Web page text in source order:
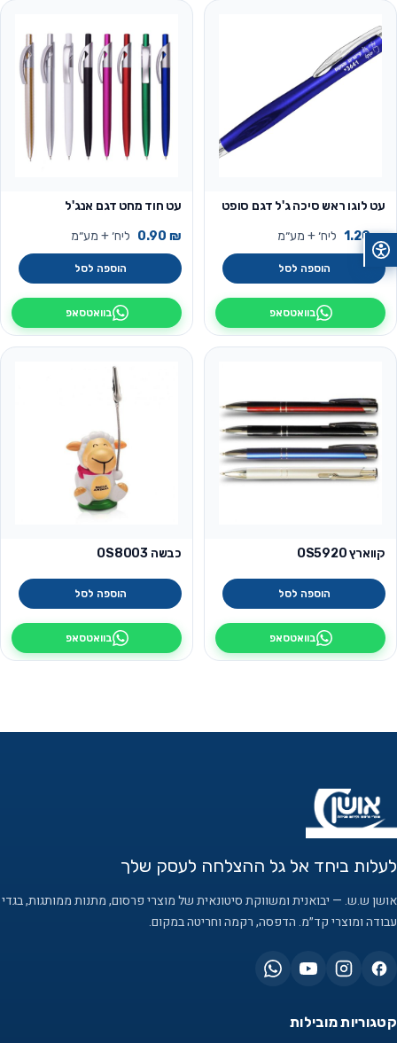
עט לוגו ראש סיכה ג'ל דגם סופט
1.20₪ ליח׳ + מע״מ
הוספה לסל
בוואטסאפ
עט חוד מחט דגם אנג'ל
0.90 ₪ ליח׳ + מע״מ
הוספה לסל
בוואטסאפ
קווארץ OS5920
הוספה לסל
בוואטסאפ
כבשה OS8003
הוספה לסל
בוואטסאפ
לעלות ביחד אל גל ההצלחה לעסק שלך
אושן ש.ש. — יבואנית ומשווקת סיטונאית של מוצרי פרסום, מתנות ממותגות, בגדי
עבודה ומוצרי קד״מ. הדפסה, רקמה וחריטה במקום.
קטגוריות מובילות